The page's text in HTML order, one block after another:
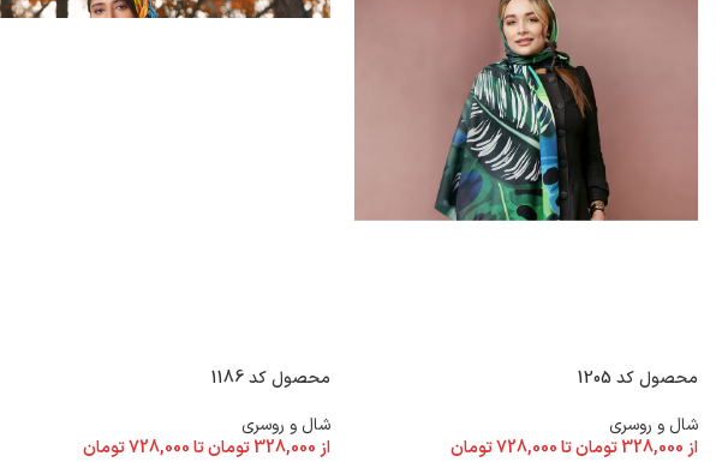
محصول کد 1205
شال و روسری
از 328,000 تومانتا728,000تومان
محصول کد 1186
شال و روسری
از 328,000تومانتا728,000تومان